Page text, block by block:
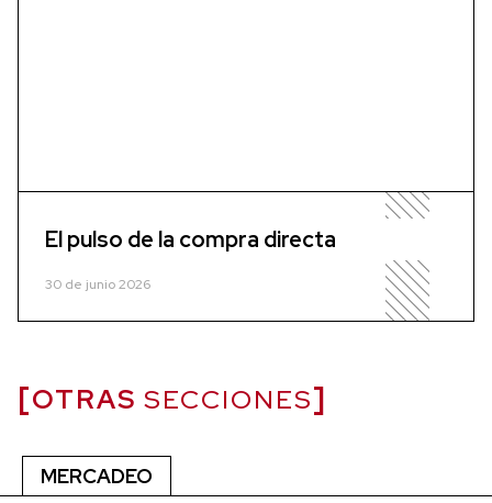
El pulso de la compra directa
30 de junio 2026
OTRAS SECCIONES
MERCADEO